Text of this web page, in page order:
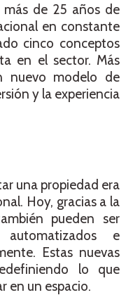
de 25 años de
en constante
cinco conceptos
en el sector. Más
nuevo modelo de
y la experiencia
una propiedad era
Hoy, gracias a la
pueden ser
automatizados e
Estas nuevas
lo que
en un espacio.